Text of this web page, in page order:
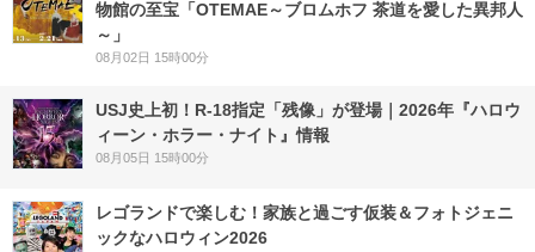
物館の至宝「OTEMAE～ブロムホフ 茶道を愛した異邦人
～」
08月02日 15時00分
USJ史上初！R-18指定「残像」が登場｜2026年『ハロウ
ィーン・ホラー・ナイト』情報
08月05日 15時00分
レゴランドで楽しむ！家族と過ごす仮装＆フォトジェニ
ックなハロウィン2026